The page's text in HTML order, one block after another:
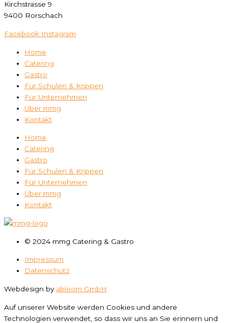
Kirchstrasse 9
9400 Rorschach
Facebook Instagram
Home
Catering
Gastro
Für Schulen & Krippen
Für Unternehmen
Über mmg
Kontakt
Home
Catering
Gastro
Für Schulen & Krippen
Für Unternehmen
Über mmg
Kontakt
© 2024 mmg Catering & Gastro
Impressum
Datenschutz
Webdesign by abloom GmbH
Auf unserer Website werden Cookies und andere
Technologien verwendet, so dass wir uns an Sie erinnern und